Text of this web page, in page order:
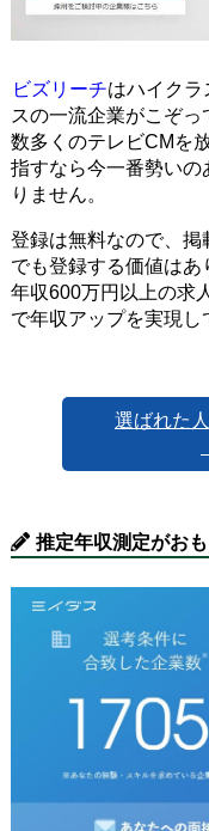
ビズリーチはハイクラ
スの一流企業がこぞっ
数多くのテレビCMを
指すなら今一番勢いの
りません。
登録は無料なので、
でも登録する価値はあ
年収600万円以上の求
で年収アップを実現し
選ばれた
推定年収測定がお